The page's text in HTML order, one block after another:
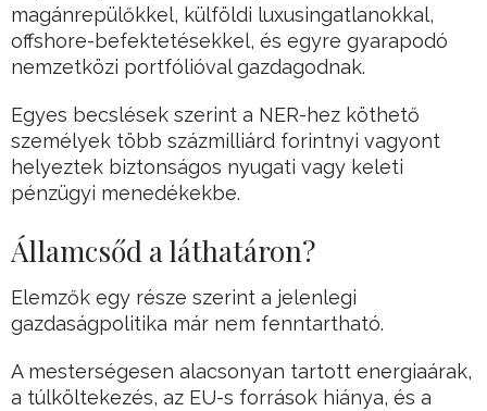
magánrepülőkkel, külföldi luxusingatlanokkal,
offshore-befektetésekkel, és egyre gyarapodó
nemzetközi portfólióval gazdagodnak.
Egyes becslések szerint a NER-hez köthető
személyek több százmilliárd forintnyi vagyont
helyeztek biztonságos nyugati vagy keleti
pénzügyi menedékekbe.
Államcsőd a láthatáron?
Elemzők egy része szerint a jelenlegi
gazdaságpolitika már nem fenntartható.
A mesterségesen alacsonyan tartott energiaárak,
a túlköltekezés, az EU-s források hiánya, és a